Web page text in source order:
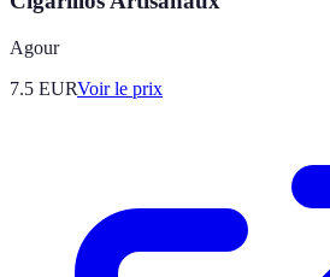
Agour
7.5 EURVoir le prix